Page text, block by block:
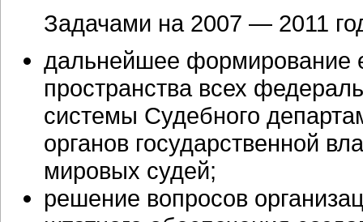
Задачами на 2007 — 2011
дальнейшее формирование
пространства всех
системы Судебного
органов государственной
мировых судей;
решение вопросов